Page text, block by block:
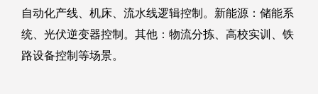
自动化产线、机床、流水线逻辑控制。新能源：储能系
统、光伏逆变器控制。其他：物流分拣、高校实训、铁
路设备控制等场景。